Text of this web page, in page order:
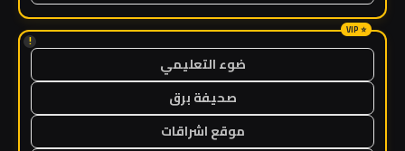
!
ضوء التعليمي
صحيفة برق
موقع اشراقات